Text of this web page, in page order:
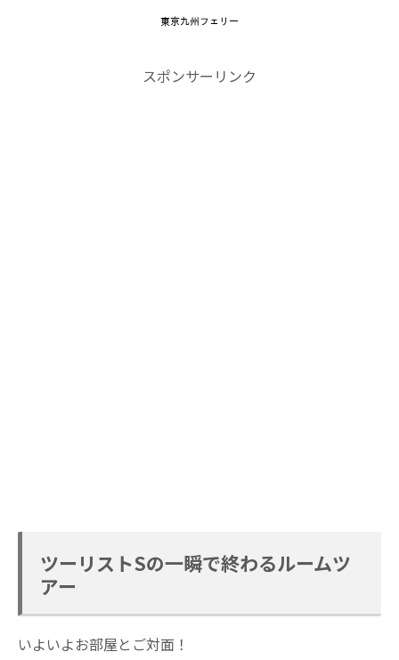
スポンサーリンク
ツーリストSの一瞬で終わるルームツ
アー
いよいよお部屋とご対面！